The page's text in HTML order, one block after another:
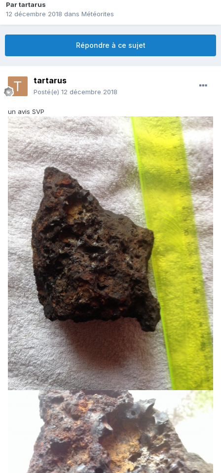
Partartarus
12 décembre 2018 dans Météorites
Répondre à ce sujet
tartarus
Posté(e) 12 décembre 2018
un avis SVP